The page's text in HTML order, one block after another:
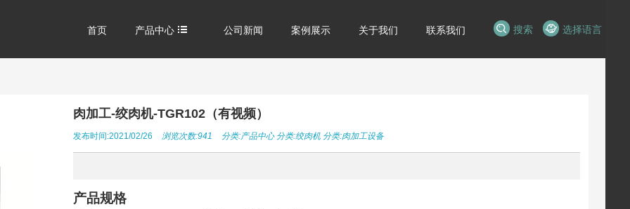
搜索 选择语言
首页 产品中心 公司新闻 案例展示 关于我们 联系我们
肉加工-绞肉机-TGR102（有视频）
发布时间:2021/02/26 浏览次数:941 分类:产品中心分类:绞肉机分类:肉加工设备
产品规格